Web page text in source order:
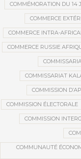
COMMÉMORATION DU 14
COMMERCE
COMMERCE INTRA-
COMMERCE RUSSIE
COMMISSARIAT
COMMISSION
COMMISSION ÉLECTORALE
COMMISSION
COMMUNAUTÉ